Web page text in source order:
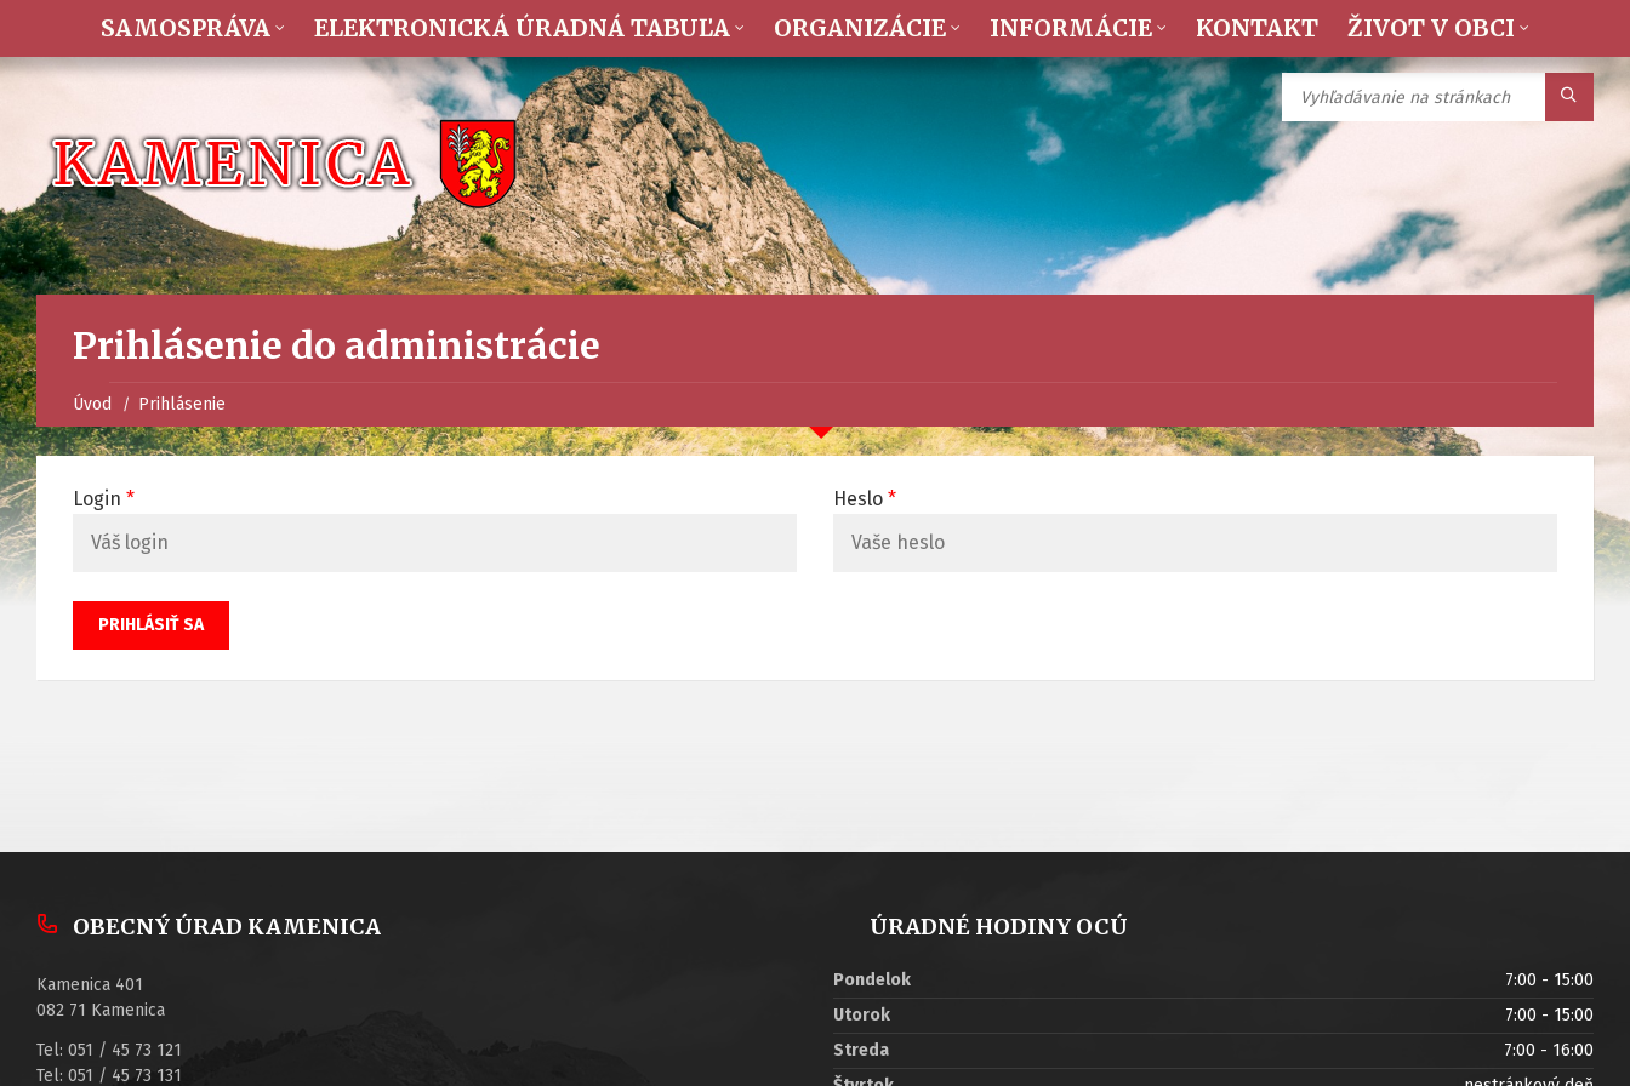
SAMOSPRÁVA ELEKTRONICKÁ ÚRADNÁ TABUĽA ORGANIZÁCIE INFORMÁCIE KONTAKT ŽIVOT V OBCI
Prihlásenie do administrácie
Úvod Prihlásenie
Login * Heslo *
PRIHLÁSIŤ SA
OBECNÝ ÚRAD KAMENICA
Kamenica 401
082 71 Kamenica
Tel: 051 / 45 73 121
Tel: 051 / 45 73 131
ÚRADNÉ HODINY OCÚ
Pondelok
7:00 - 15:00
Utorok
7:00 - 15:00
Streda
7:00 - 16:00